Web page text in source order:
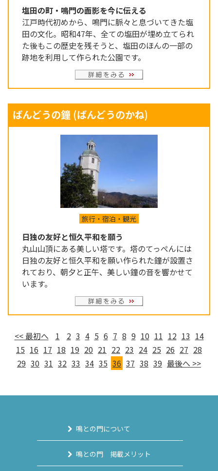
塩田の町・鳴門の面影を今に伝える
江戸時代初めから、鳴門に脈々と息づいてきた塩
田の文化。昭和47年、全ての塩田が埋め立てられ
た後もこの歴史を残そうと、塩田のほんの一部の
跡地を利用して作られた公園です。
ばんどうの鐘 (ばんどうのかね)
旅行・宿泊・観光
日独の友好と恒久平和を願う
丸山山頂にある美しい塔です。塔のてっぺんには
日独の友好と恒久平和を願い作られた鐘が設置さ
れており、朝夕と正午、美しい鐘の音を響かせて
います。
<< 最初へ 1 2 3 4 5 6 7 8 9 10 11 12 13 14
15 16 17 18 19 20 21 22 23 24 25 26 27 28
29 30 31 32 33 34 35 36 37 38 39 最後へ >>
鳴との門について
鳴との門 掲載メリット